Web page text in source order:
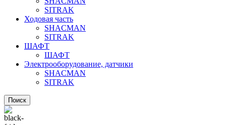
SITRAK
Ходовая часть
SHACMAN
SITRAK
ШАФТ
ШАФТ
Электрооборудование, датчики
SHACMAN
SITRAK
Поиск